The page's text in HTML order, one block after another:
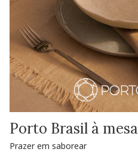
Porto Brasil à mesa
Prazer em saborear